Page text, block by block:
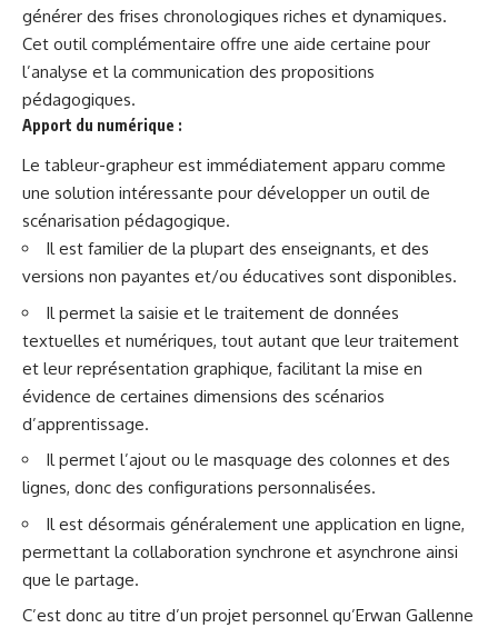
générer des frises chronologiques riches et dynamiques.
Cet outil complémentaire offre une aide certaine pour
l’analyse et la communication des propositions
pédagogiques.
Apport du numérique :
Le tableur-grapheur est immédiatement apparu comme
une solution intéressante pour développer un outil de
scénarisation pédagogique.
Il est familier de la plupart des enseignants, et des
versions non payantes et/ou éducatives sont disponibles.
Il permet la saisie et le traitement de données
textuelles et numériques, tout autant que leur traitement
et leur représentation graphique, facilitant la mise en
évidence de certaines dimensions des scénarios
d’apprentissage.
Il permet l’ajout ou le masquage des colonnes et des
lignes, donc des configurations personnalisées.
Il est désormais généralement une application en ligne,
permettant la collaboration synchrone et asynchrone ainsi
que le partage.
C’est donc au titre d’un projet personnel qu’Erwan Gallenne